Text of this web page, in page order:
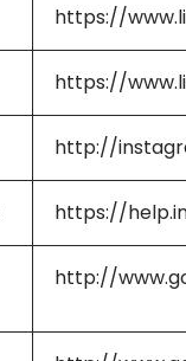
https://
https://
http://
https://
http://